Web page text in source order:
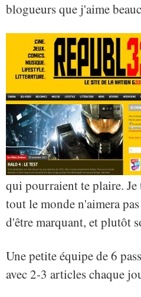
blogueurs que j'aime
qui pourraient te plaire.
tout le monde n'aimera
d'être marquant, et plutôt
Une petite équipe de 6
avec 2-3 articles chaque